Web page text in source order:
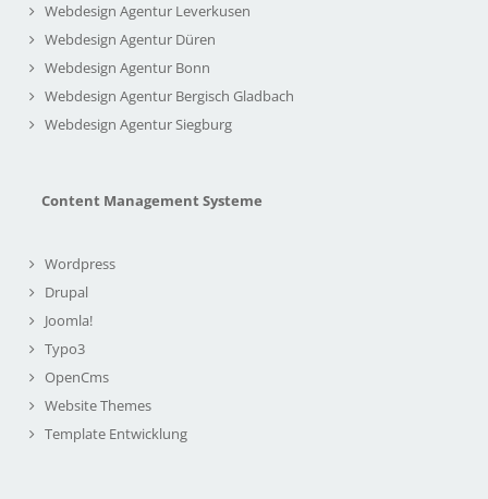
Webdesign Agentur Leverkusen
Webdesign Agentur Düren
Webdesign Agentur Bonn
Webdesign Agentur Bergisch Gladbach
Webdesign Agentur Siegburg
Content Management Systeme
Wordpress
Drupal
Joomla!
Typo3
OpenCms
Website Themes
Template Entwicklung